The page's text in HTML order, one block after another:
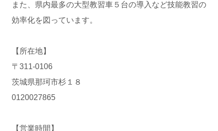
また、県内最多の大型教習車５台の導入など技能教習の
効率化を図っています。
【所在地】
〒311-0106
茨城県那珂市杉１８
0120027865
【営業時間】